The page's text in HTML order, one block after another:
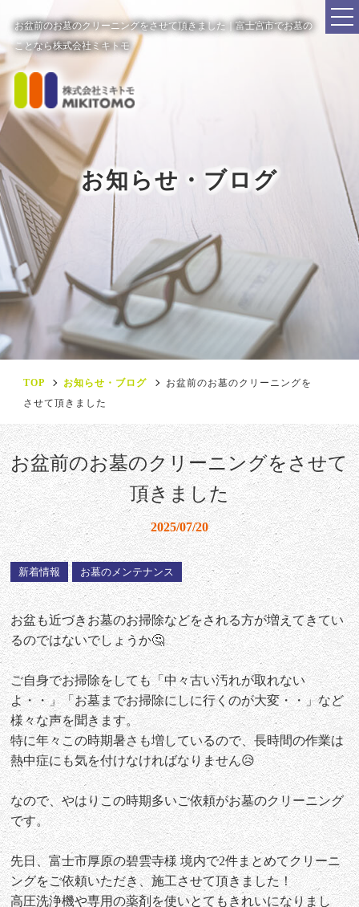
お盆前のお墓のクリーニングをさせて頂きました｜富士宮市でお墓の
ことなら株式会社ミキトモ
お知らせ・ブログ
TOP お知らせ・ブログ
お盆前のお墓のクリーニングを
させて頂きました
お盆前のお墓のクリーニングをさせて
頂きました
2025/07/20
新着情報 お墓のメンテナンス
お盆も近づきお墓のお掃除などをされる方が増えてきてい
るのではないでしょうか🤔
ご自身でお掃除をしても「中々古い汚れが取れない
よ・・」「お墓までお掃除にしに行くのが大変・・」など
様々な声を聞きます。
特に年々この時期暑さも増しているので、長時間の作業は
熱中症にも気を付けなければなりません😥
なので、やはりこの時期多いご依頼がお墓のクリーニング
です。
先日、富士市厚原の碧雲寺様 境内で2件まとめてクリーニ
ングをご依頼いただき、施工させて頂きました！
高圧洗浄機や専用の薬剤を使いとてもきれいになりまし